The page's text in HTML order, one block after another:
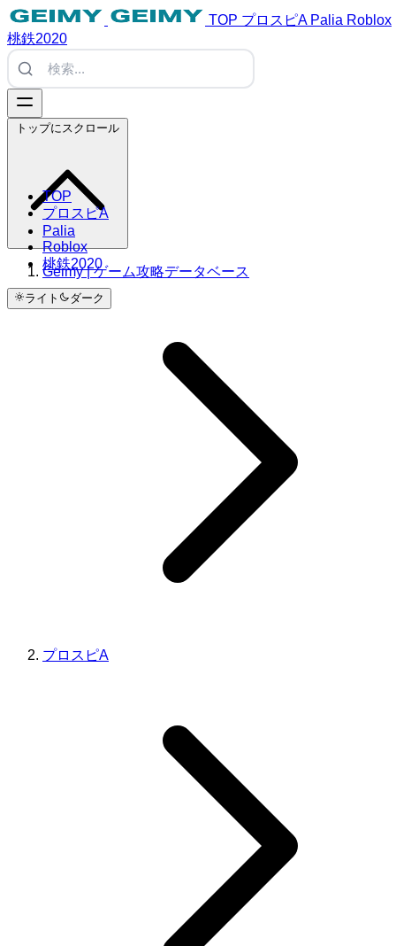
TOP プロスピA Palia Roblox
桃鉄2020
TOP
プロスピA
Palia
Roblox
桃鉄2020
ライト ダーク
トップにスクロール
Geimy | ゲーム攻略データベース
プロスピA